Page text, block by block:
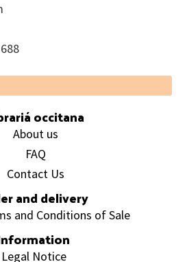
occitana
About us
FAQ
Contact Us
and delivery
and Conditions of Sale
Legal Notice